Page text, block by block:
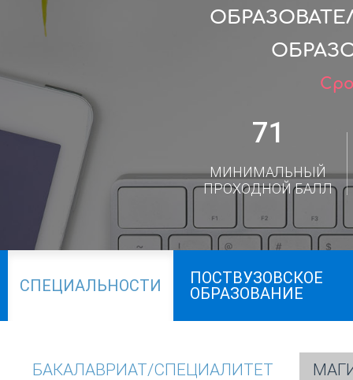
71
МИНИМАЛЬНЫЙ
ПРОХОДНОЙ БАЛЛ
СПЕЦИАЛЬНОСТИ
ПОСТВУЗОВСКОЕ
ОБРАЗОВАНИЕ
БАКАЛАВРИАТ/СПЕЦИАЛИТЕТ